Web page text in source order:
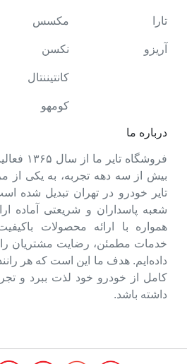
درباره ما
فروشگاه
بیش از سه دهه تجربه، به یکی از
تایر خودرو در تهران تبدیل شده
شعبه پاسداران و شریعتی آماده
همواره با ارائه محصولات
خدمات مطمئن، رضایت مشتریان را
داده‌ایم. هدف ما این است که هر
کامل از خودرو خود لذت ببرد و
داشته باشد.
تارا
آریزو
مکسس
نکسن
کانتیننتال
کومهو